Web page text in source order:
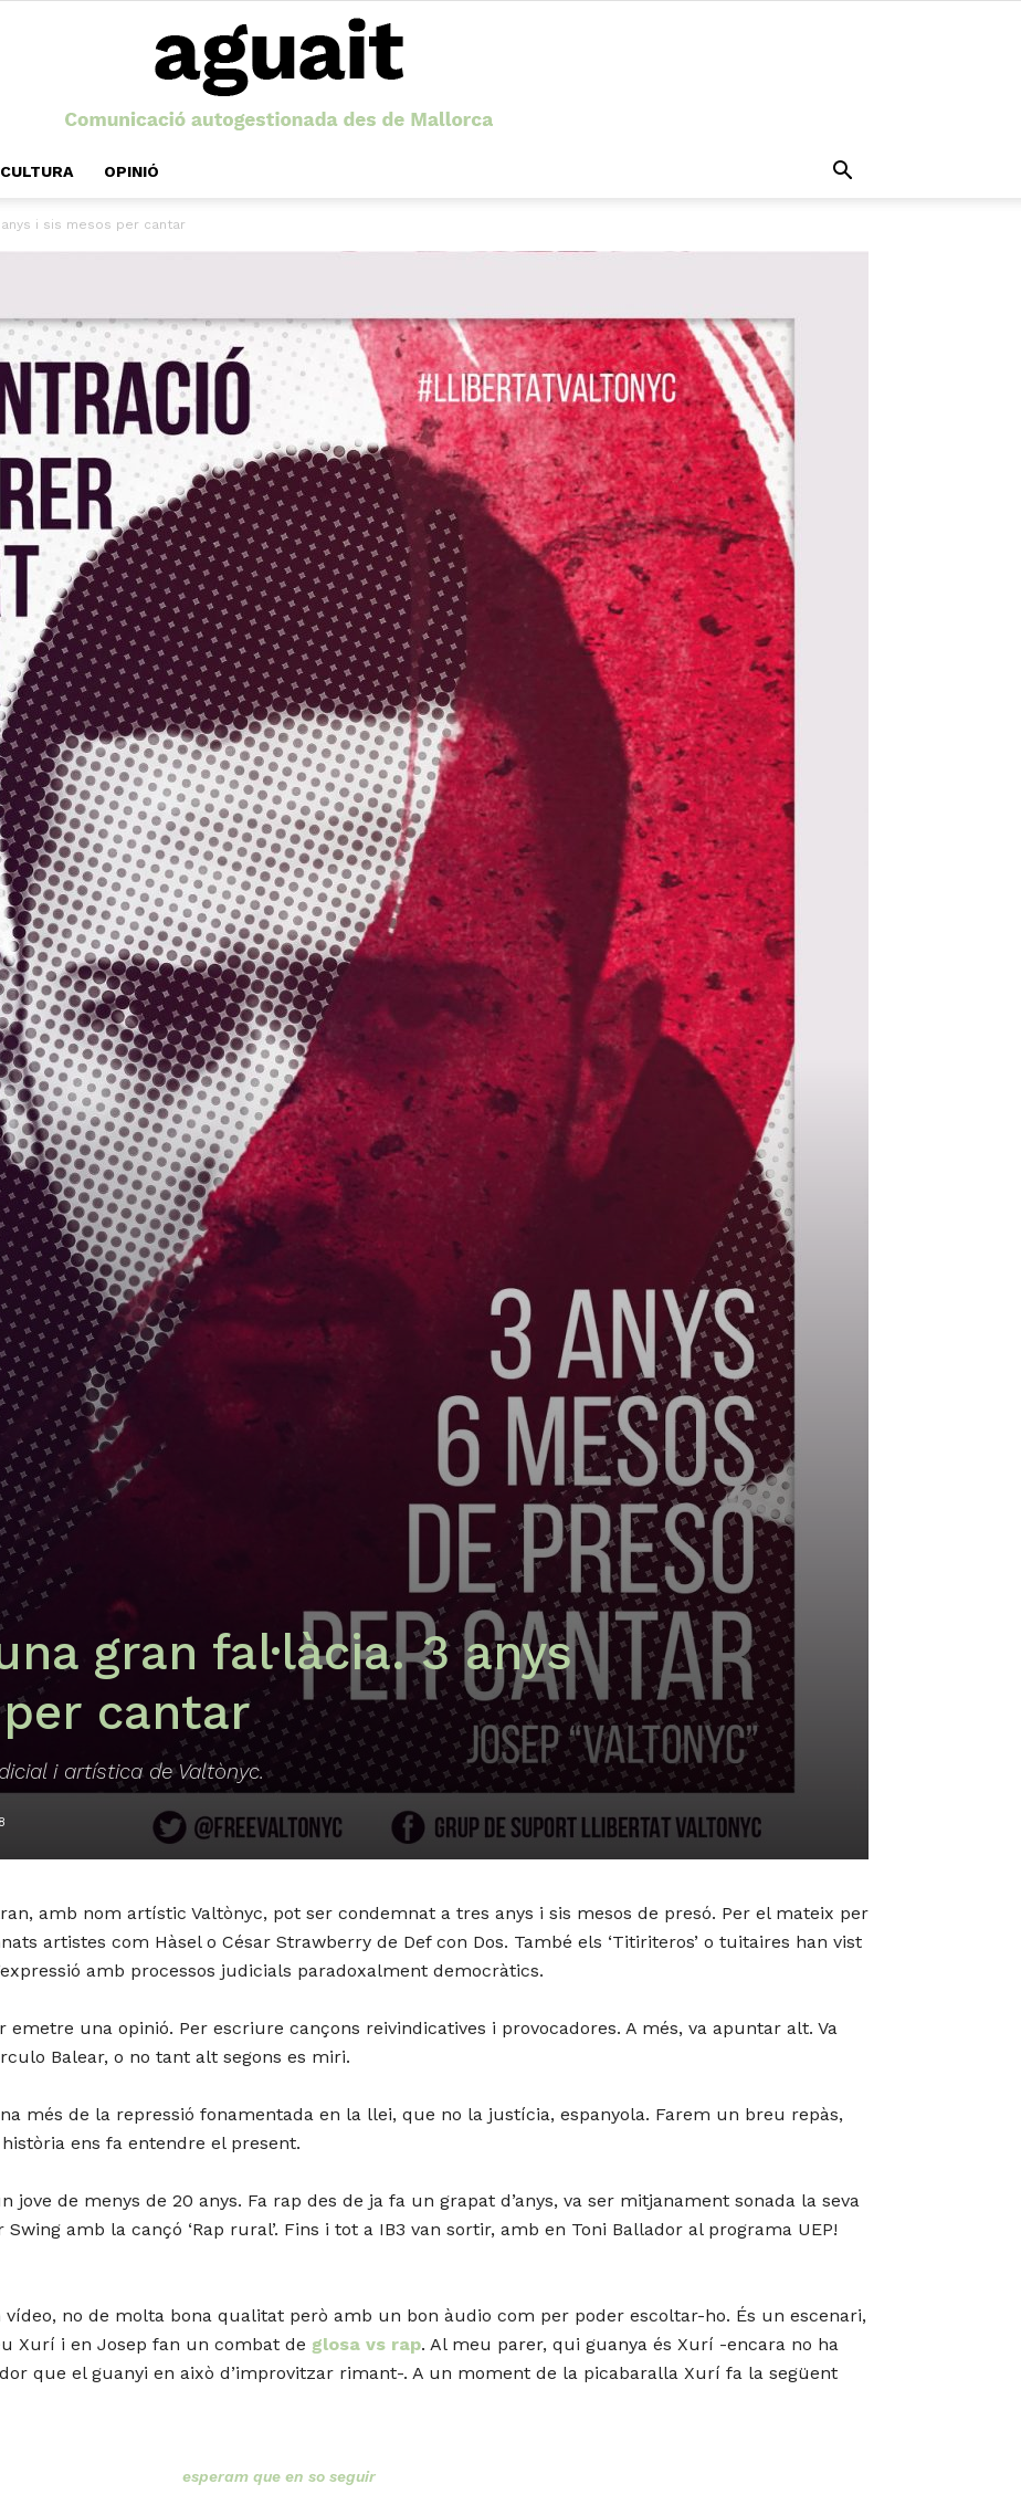
CULTURA OPINIÓ
anys i sis mesos per cantar
gran fal·làcia. 3 anys
cantar
i artística de Valtònyc.
amb nom artístic Valtònyc, pot ser condemnat a tres anys i sis mesos de presó. Per el mateix per
artistes com Hàsel o César Strawberry de Def con Dos. També els ‘Titiriteros’ o tuitaires han vist
amb processos judicials paradoxalment democràtics.
una opinió. Per escriure cançons reivindicatives i provocadores. A més, va apuntar alt. Va
Balear, o no tant alt segons es miri.
més de la repressió fonamentada en la llei, que no la justícia, espanyola. Farem un breu repàs,
ens fa entendre el present.
jove de menys de 20 anys. Fa rap des de ja fa un grapat d’anys, va ser mitjanament sonada la seva
amb la cançó ‘Rap rural’. Fins i tot a IB3 van sortir, amb en Toni Ballador al programa UEP!
no de molta bona qualitat però amb un bon àudio com per poder escoltar-ho. És un escenari,
Xurí i en Josep fan un combat de glosa vs rap. Al meu parer, qui guanya és Xurí -encara no ha
que el guanyi en això d’improvitzar rimant-. A un moment de la picabaralla Xurí fa la següent
esperam que en so seguir